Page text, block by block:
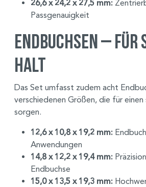
26,6 x 24,2 x 27,5 mm:
Passgenauigkeit
Endbuchsen – Für
Halt
Das Set umfasst zudem acht
verschiedenen Größen, die für einen
sorgen.
12,6 x 10,8 x 19,2 mm:
Anwendungen
14,8 x 12,2 x 19,4 mm:
Endbuchse
15,0 x 13,5 x 19,3 mm: